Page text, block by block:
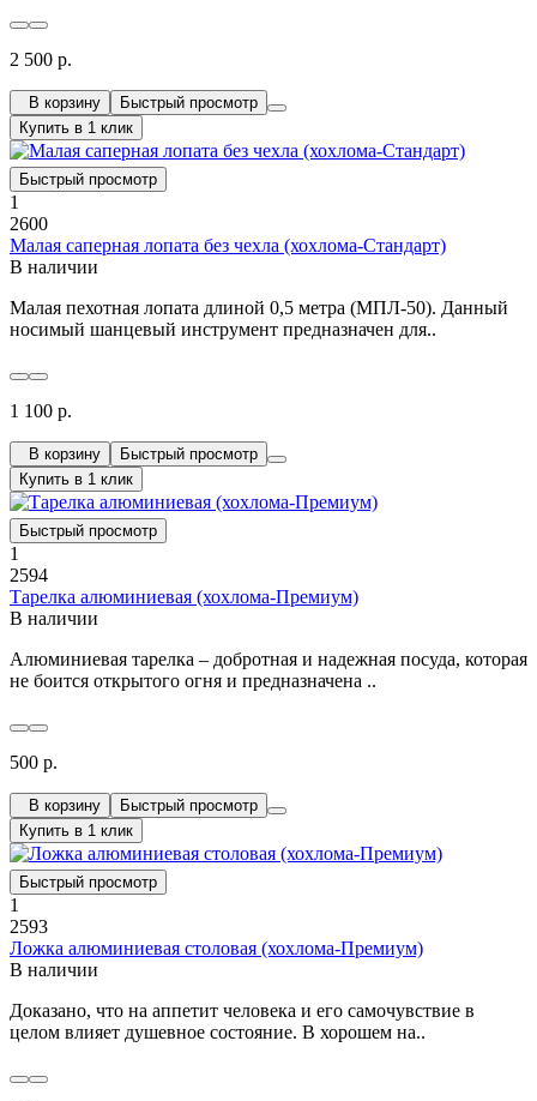
2 500 р.
В корзину
Быстрый просмотр
Купить в 1 клик
Быстрый просмотр
1
2600
Малая саперная лопата без чехла (хохлома-Стандарт)
В наличии
Малая пехотная лопата длиной 0,5 метра (МПЛ-50). Данный
носимый шанцевый инструмент предназначен для..
1 100 р.
В корзину
Быстрый просмотр
Купить в 1 клик
Быстрый просмотр
1
2594
Тарелка алюминиевая (хохлома-Премиум)
В наличии
Алюминиевая тарелка – добротная и надежная посуда, которая
не боится открытого огня и предназначена ..
500 р.
В корзину
Быстрый просмотр
Купить в 1 клик
Быстрый просмотр
1
2593
Ложка алюминиевая столовая (хохлома-Премиум)
В наличии
Доказано, что на аппетит человека и его самочувствие в
целом влияет душевное состояние. В хорошем на..